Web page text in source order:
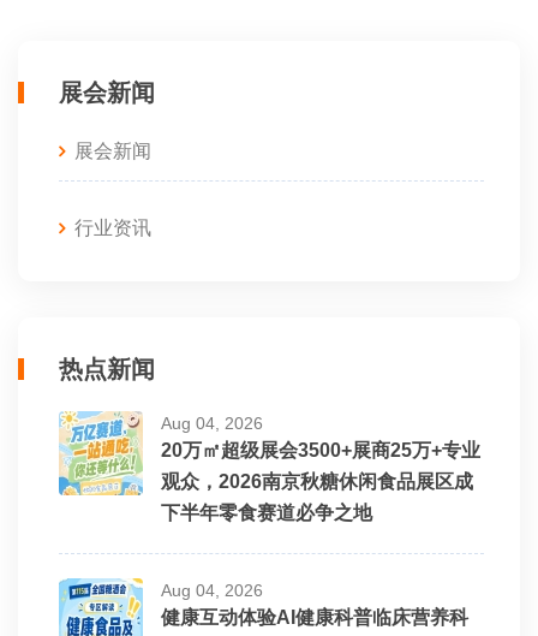
展会新闻
展会新闻
行业资讯
热点新闻
Aug 04, 2026
20万㎡超级展会3500+展商25万+专业
观众，2026南京秋糖休闲食品展区成
下半年零食赛道必争之地
Aug 04, 2026
健康互动体验AI健康科普临床营养科